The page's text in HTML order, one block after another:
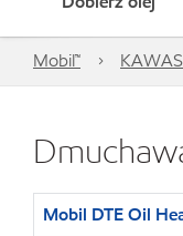
Mobil™
Mobil DTE Oil